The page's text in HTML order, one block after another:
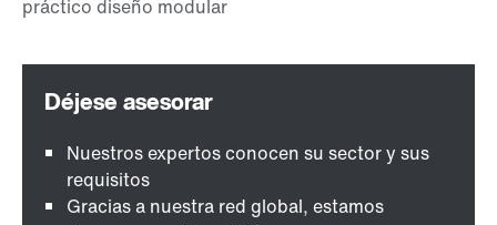
Nuestros expertos conocen su sector y sus
requisitos
Gracias a nuestra red global, estamos